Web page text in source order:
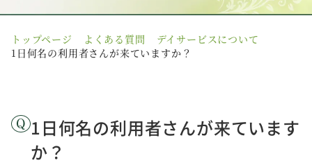
トップページ よくある質問
デイサービスについて
1日何名の利用者さんが来ていますか？
1日何名の利用者さんが来ています
か？